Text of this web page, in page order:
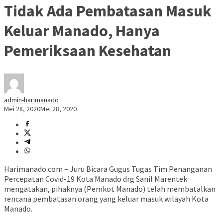
Tidak Ada Pembatasan Masuk
Keluar Manado, Hanya
Pemeriksaan Kesehatan
admin-harimanado
Mei 28, 2020Mei 28, 2020
Harimanado.com – Juru Bicara Gugus Tugas Tim Penanganan
Percepatan Covid-19 Kota Manado drg Sanil Marentek
mengatakan, pihaknya (Pemkot Manado) telah membatalkan
rencana pembatasan orang yang keluar masuk wilayah Kota
Manado.